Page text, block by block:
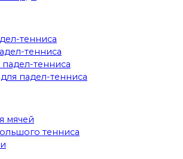
тенниса
тенниса
тенниса
падел-тенниса
мячей
тенниса